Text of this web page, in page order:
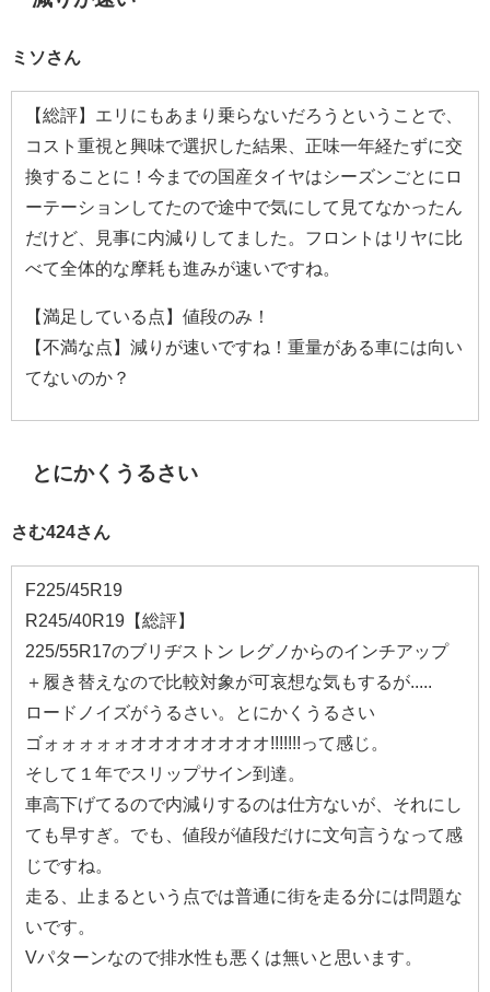
ミソさん
【総評】エリにもあまり乗らないだろうということで、
コスト重視と興味で選択した結果、正味一年経たずに交
換することに！今までの国産タイヤはシーズンごとにロ
ーテーションしてたので途中で気にして見てなかったん
だけど、見事に内減りしてました。フロントはリヤに比
べて全体的な摩耗も進みが速いですね。
【満足している点】値段のみ！
【不満な点】減りが速いですね！重量がある車には向い
てないのか？
とにかくうるさい
さむ424さん
F225/45R19
R245/40R19【総評】
225/55R17のブリヂストン レグノからのインチアップ
＋履き替えなので比較対象が可哀想な気もするが.....
ロードノイズがうるさい。とにかくうるさい
ゴォォォォォオオオオオオオオ!!!!!!!って感じ。
そして１年でスリップサイン到達。
車高下げてるので内減りするのは仕方ないが、それにし
ても早すぎ。でも、値段が値段だけに文句言うなって感
じですね。
走る、止まるという点では普通に街を走る分には問題な
いです。
Vパターンなので排水性も悪くは無いと思います。